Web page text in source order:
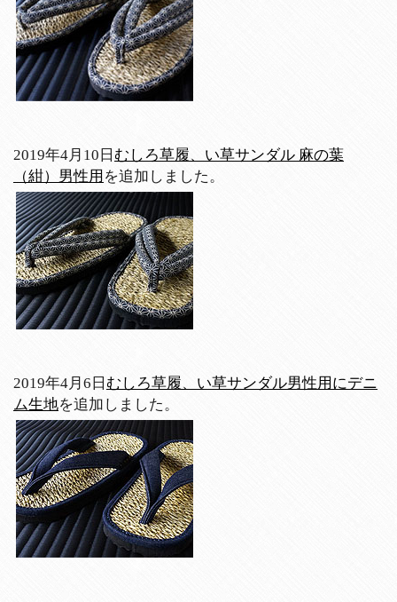
2019年4月10日 むしろ草履、い草サンダル 麻の葉
（紺）男性用 を追加しました。
2019年4月6日 むしろ草履、い草サンダル男性用にデニ
ム生地を追加しました。